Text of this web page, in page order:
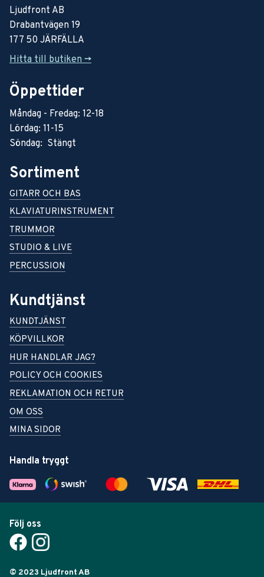
Ljudfront AB
Drabantvägen 19
177 50 JÄRFÄLLA
Hitta till butiken ->
Öppettider
Måndag - Fredag: 12-18
Lördag: 11-15
Söndag: Stängt
Sortiment
GITARR OCH BAS
KLAVIATURINSTRUMENT
TRUMMOR
STUDIO & LIVE
PERCUSSION
Kundtjänst
KUNDTJÄNST
KÖPVILLKOR
HUR HANDLAR JAG?
POLICY OCH COOKIES
REKLAMATION OCH RETUR
OM OSS
MINA SIDOR
Handla tryggt
Följ oss
© 2023 Ljudfront AB